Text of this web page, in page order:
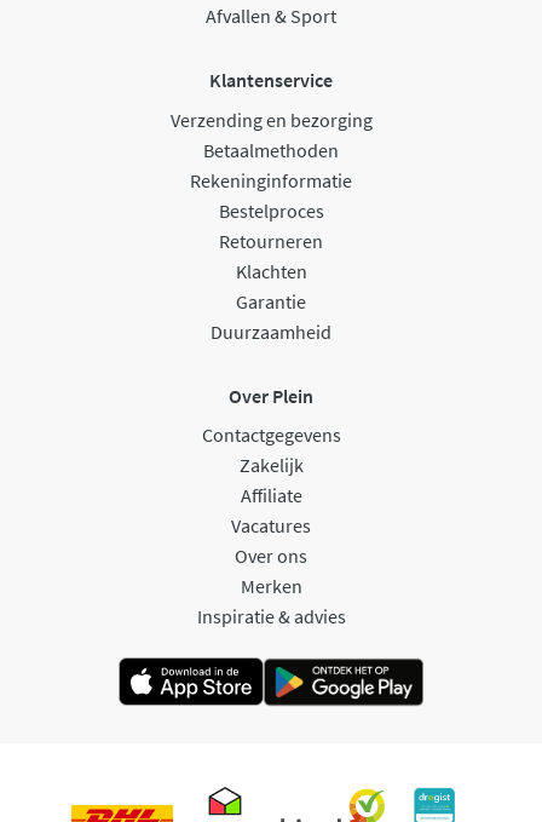
Afvallen & Sport
Klantenservice
Verzending en bezorging
Betaalmethoden
Rekeninginformatie
Bestelproces
Retourneren
Klachten
Garantie
Duurzaamheid
Over Plein
Contactgegevens
Zakelijk
Affiliate
Vacatures
Over ons
Merken
Inspiratie & advies